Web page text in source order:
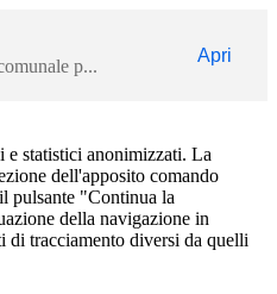
p...
Apri
e statistici anonimizzati. La
dell'apposito comando
pulsante "Continua la
della navigazione in
di tracciamento diversi da quelli